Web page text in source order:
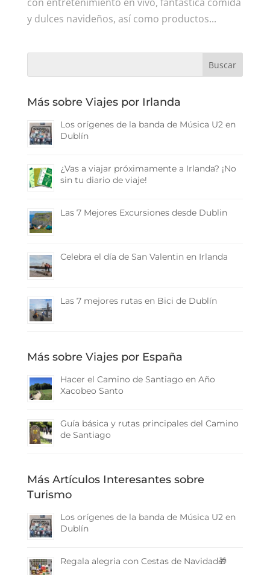
y dulces navideños, así como productos...
Más sobre Viajes por Irlanda
Los orígenes de la banda de Música U2 en
Dublín
¿Vas a viajar próximamente a Irlanda? ¡No
sin tu diario de viaje!
Las 7 Mejores Excursiones desde Dublin
Celebra el día de San Valentin en Irlanda
Las 7 mejores rutas en Bici de Dublín
Más sobre Viajes por España
Hacer el Camino de Santiago en Año
Xacobeo Santo
Guía básica y rutas principales del Camino
de Santiago
Más Artículos Interesantes sobre
Turismo
Los orígenes de la banda de Música U2 en
Dublín
Regala alegria con Cestas de Navidad🎁